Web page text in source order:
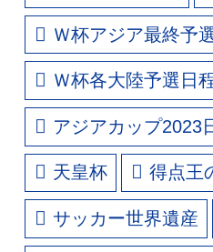
Ｗ杯アジア最終予
Ｗ杯各大陸予選日
アジアカップ2023
天皇杯 得点王
サッカー世界遺産